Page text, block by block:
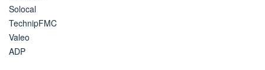
Solocal
TechnipFMC
Valeo
ADP